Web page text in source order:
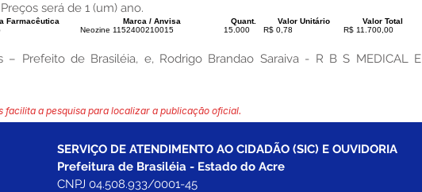
será de 1 (um) ano.
Farmacêutica Marca / Anvisa Quant. Valor Unitário
Valor Total
Neozine 1152400210015 15.000 R$ 0,78 R$ 11.700,00
– Prefeito de Brasiléia, e, Rodrigo Brandao Saraiva - R B S MEDICAL E
facilita a pesquisa para localizar a publicação oficial.
SERVIÇO DE ATENDIMENTO AO CIDADÃO (SIC) E OUVIDORIA
Prefeitura de Brasiléia - Estado do Acre
CNPJ 04.508.933/0001-45